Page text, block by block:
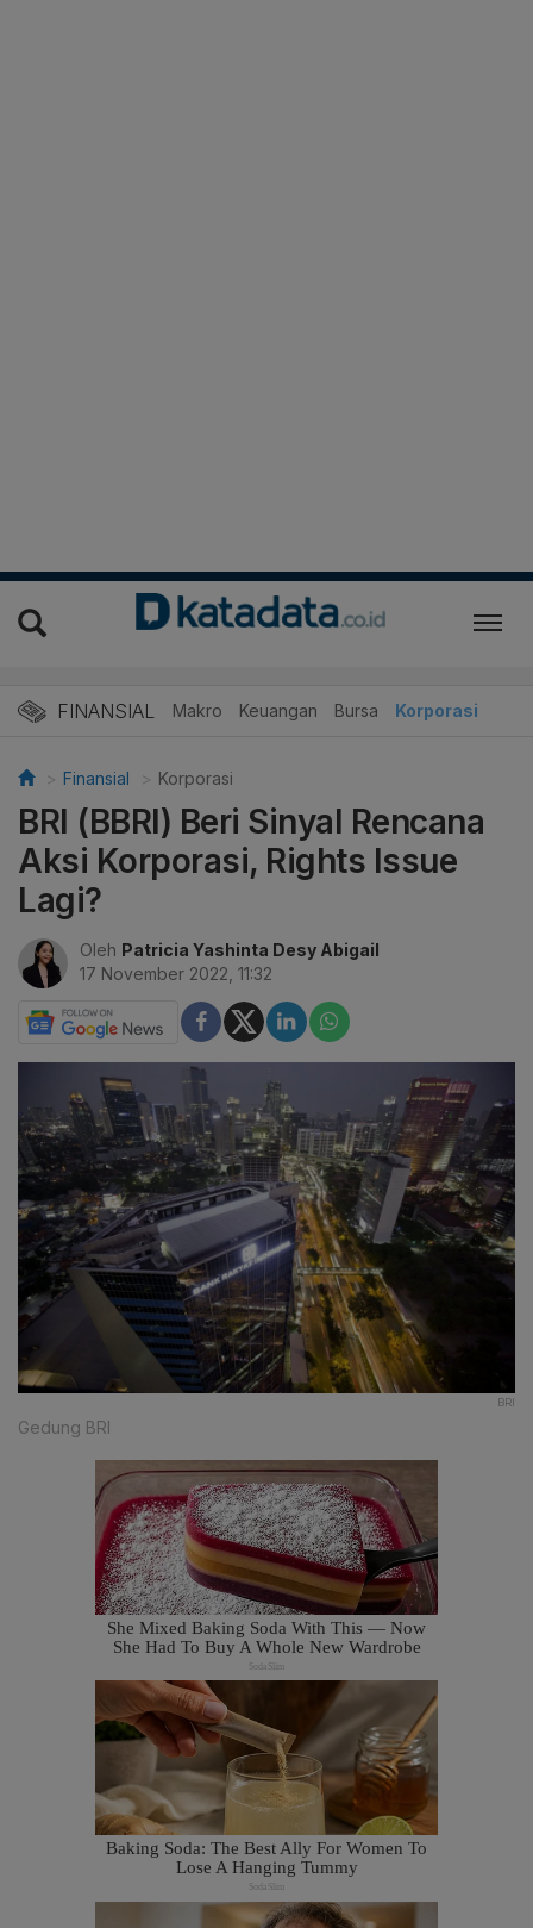
FINANSIAL Makro Keuangan Bursa Korporasi
Finansial Korporasi
BRI (BBRI) Beri Sinyal Rencana
Aksi Korporasi, Rights Issue
Lagi?
Oleh Patricia Yashinta Desy Abigail
17 November 2022, 11:32
BRI
Gedung BRI